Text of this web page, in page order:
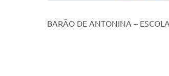
BARÃO DE ANTONINA –